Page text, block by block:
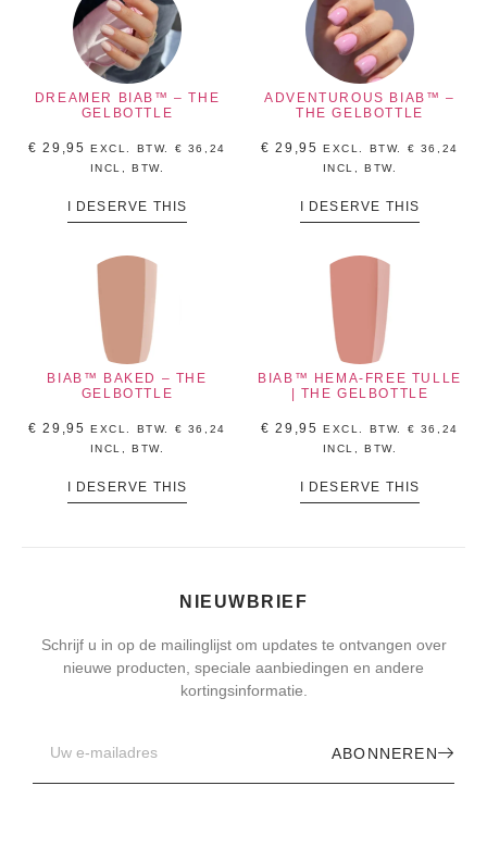
DREAMER BIAB™ – THE
GELBOTTLE
€ 29,95 EXCL. BTW. € 36,24
INCL, BTW.
I DESERVE THIS
ADVENTUROUS BIAB™ –
THE GELBOTTLE
€ 29,95 EXCL. BTW. € 36,24
INCL, BTW.
I DESERVE THIS
BIAB™ BAKED – THE
GELBOTTLE
€ 29,95 EXCL. BTW. € 36,24
INCL, BTW.
I DESERVE THIS
BIAB™ HEMA-FREE TULLE
| THE GELBOTTLE
€ 29,95 EXCL. BTW. € 36,24
INCL, BTW.
I DESERVE THIS
NIEUWBRIEF
Schrijf u in op de mailinglijst om updates te ontvangen over
nieuwe producten, speciale aanbiedingen en andere
kortingsinformatie.
ABONNEREN